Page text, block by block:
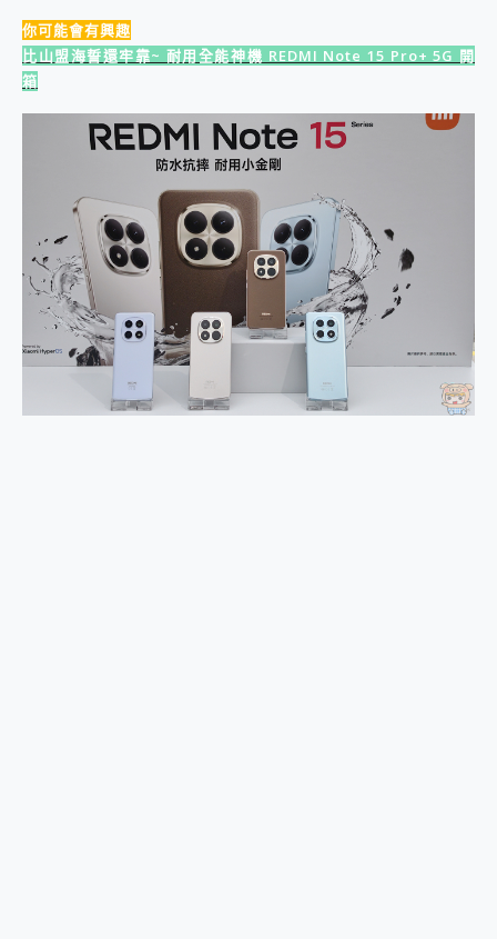
磁碟系統大風吹 有了 磁碟管理程式 EaseUS Partition Master 就是這麼簡單
Xiaomi 14 Ultra 開箱 評測~ 有深度的 Leica 影像旗艦手機! 加碼小旗艦 Xiaomi 14 開箱 評測
vivo TWS 3e 真無線藍牙耳機智慧降噪升級、音質明亮溫潤，並支援雙設備連接~
MSI Claw 掌機專屬配件包 來囉 完美保護 MSI Claw A1M-026TW 電競掌機
多個願望一次滿足 超強散熱 微星 MSI Claw A1M-026TW 電競掌機 開箱 評測
一吸完美對位 擁有超強吸力與超好用的隱磁支架 O-ONE MAG 最會吸的行動電源 開箱 評測
OPPO 哈蘇 300mm 專業增距鏡實測：Find X9 Ultra 光學長焦隨手拍，紀錄生活就是這麼簡單
Motorola edge 70 pro 及 moto g37 power上市，登錄在送飛利浦氣炸鍋
ASUS Pad 全面應援 Me Time，加碼愛奇藝黃金雙周卡體驗，專案價最低 NT$0 起
你可能會有興趣
比山盟海誓還牢靠~ 耐用全能神機 REDMI Note 15 Pro+ 5G 開
箱